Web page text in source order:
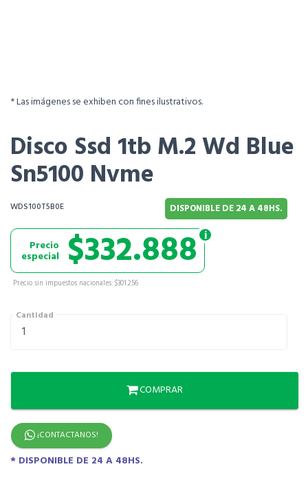
* Las imágenes se exhiben con fines ilustrativos.
Disco Ssd 1tb M.2 Wd Blue
Sn5100 Nvme
WDS100T5B0E DISPONIBLE DE 24 A 48HS.
$332.888
Precio
especial
Precio sin impuestos nacionales: $301.256
Cantidad
COMPRAR
¡CONTACTANOS!
* DISPONIBLE DE 24 A 48HS.